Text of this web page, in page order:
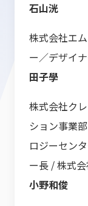
石山洸
株式会社エ
ー／デザイ
田子學
株式会社ク
ション事業
ロジーセン
ー長 / 株式
小野和俊